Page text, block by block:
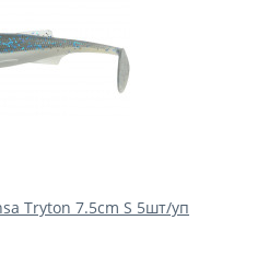
Tryton 7.5cm S 5шт/уп